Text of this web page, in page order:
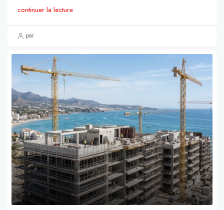
continuer la lecture
par